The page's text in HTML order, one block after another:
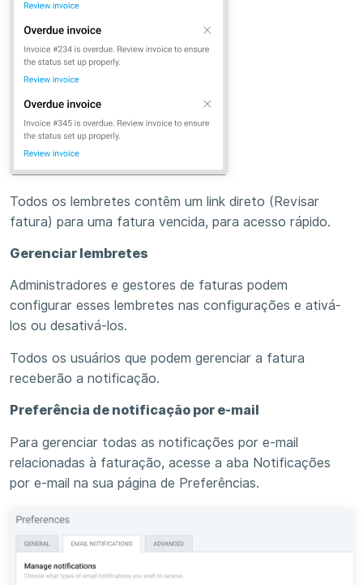
Todos os lembretes contêm um link direto (Revisar
fatura) para uma fatura vencida, para acesso rápido.
Gerenciar lembretes
Administradores e gestores de faturas podem
configurar esses lembretes nas configurações e ativá-
los ou desativá-los.
Todos os usuários que podem gerenciar a fatura
receberão a notificação.
Preferência de notificação por e-mail
Para gerenciar todas as notificações por e-mail
relacionadas à faturação, acesse a aba Notificações
por e-mail na sua página de Preferências.